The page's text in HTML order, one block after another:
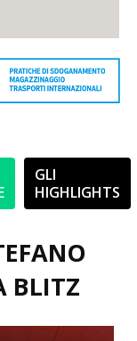
GLI
HIGHLIGHTS
BLITZ